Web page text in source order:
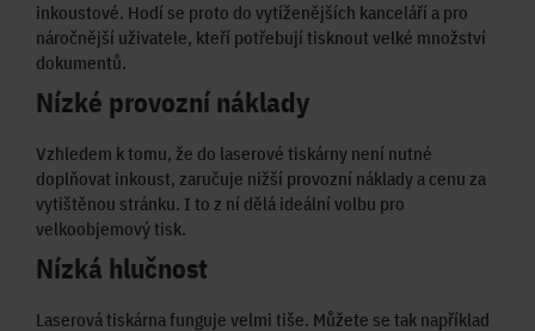
inkoustové. Hodí se proto do vytíženějších kanceláří a pro
náročnější uživatele, kteří potřebují tisknout velké množství
dokumentů.
Nízké provozní náklady
Vzhledem k tomu, že do laserové tiskárny není nutné
doplňovat inkoust, zaručuje nižší provozní náklady a cenu za
vytištěnou stránku. I to z ní dělá ideální volbu pro
velkoobjemový tisk.
Nízká hlučnost
Laserová tiskárna funguje velmi tiše. Můžete se tak například